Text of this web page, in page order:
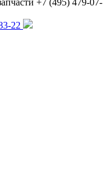
+7 (495) 479-07-
22